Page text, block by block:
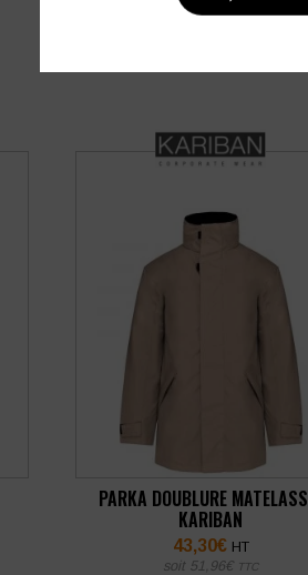
PARKA DOUBLURE
KARIBAN
43,30€ HT
soit 51,96€ TTC